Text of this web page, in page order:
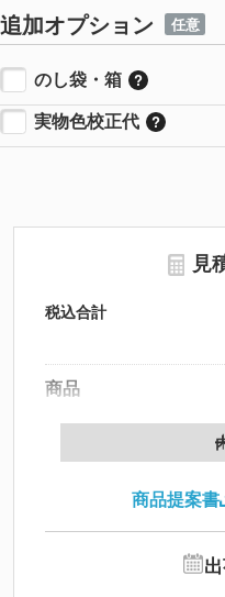
追加オプション 任意
のし袋・箱
実物色校正代
見
税込合計
商品
製版代
印刷代
北海道・沖縄
商品提案書